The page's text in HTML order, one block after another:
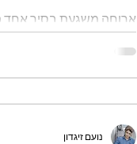
ארוחה משגעת בסיר אחד
שמכינים ברגע - נועם זיגדון
נועם זיגדון